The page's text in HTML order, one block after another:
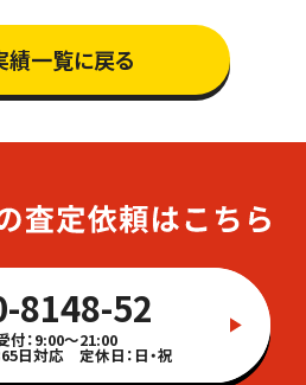
績一覧に戻る
8148-52
付：9:00～21:00
日対応 定休日：日・祝